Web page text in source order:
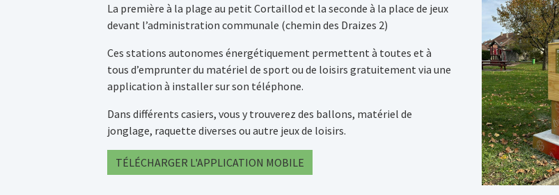
La première à la plage au petit Cortaillod et la seconde à la place de jeux
devant l’administration communale (chemin des Draizes 2)
Ces stations autonomes énergétiquement permettent à toutes et à
tous d’emprunter du matériel de sport ou de loisirs gratuitement via une
application à installer sur son téléphone.
Dans différents casiers, vous y trouverez des ballons, matériel de
jonglage, raquette diverses ou autre jeux de loisirs.
TÉLÉCHARGER L'APPLICATION MOBILE